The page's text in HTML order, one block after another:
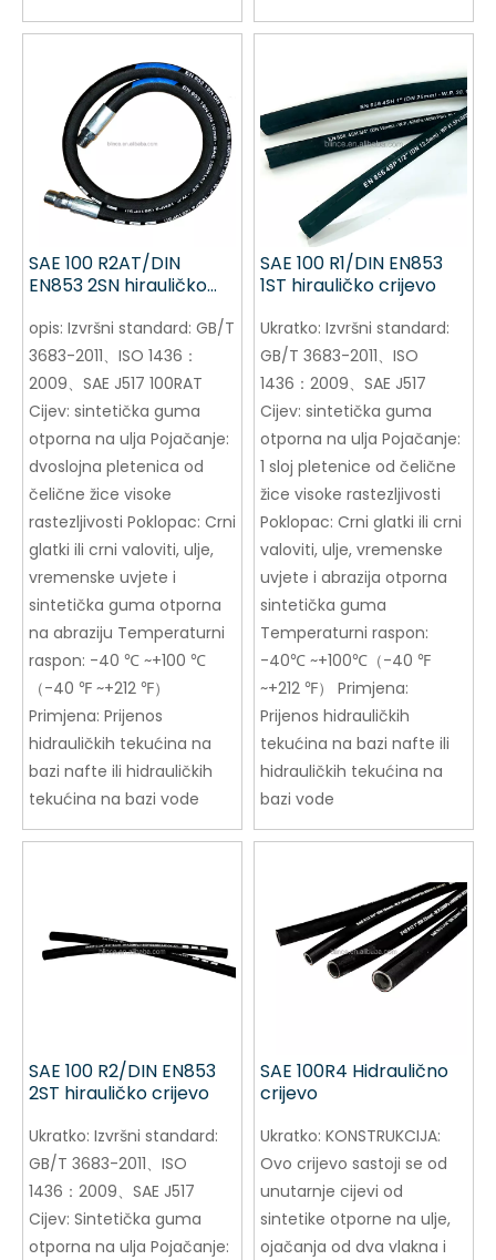
SAE 100 R2AT/DIN
EN853 2SN hirauličko
opis: Izvršni standard: GB/T
3683-2011、ISO 1436：
2009、SAE J517 100RAT
Cijev: sintetička guma
otporna na ulja Pojačanje:
dvoslojna pletenica od
čelične žice visoke
rastezljivosti Poklopac: Crni
glatki ili crni valoviti, ulje,
vremenske uvjete i
sintetička guma otporna
na abraziju Temperaturni
raspon: -40 ℃ ~+100 ℃
（-40 ℉ ~+212 ℉）
Primjena: Prijenos
hidrauličkih tekućina na
bazi nafte ili hidrauličkih
tekućina na bazi vode
SAE 100 R1/DIN EN853
1ST hirauličko crijevo
Ukratko: Izvršni standard:
GB/T 3683-2011、ISO
1436：2009、SAE J517
Cijev: sintetička guma
otporna na ulja Pojačanje:
1 sloj pletenice od čelične
žice visoke rastezljivosti
Poklopac: Crni glatki ili crni
valoviti, ulje, vremenske
uvjete i abrazija otporna
sintetička guma
Temperaturni raspon:
-40℃ ~+100℃（-40 ℉
~+212 ℉） Primjena:
Prijenos hidrauličkih
tekućina na bazi nafte ili
hidrauličkih tekućina na
bazi vode
SAE 100 R2/DIN EN853
2ST hirauličko crijevo
Ukratko: Izvršni standard:
GB/T 3683-2011、ISO
1436：2009、SAE J517
Cijev: Sintetička guma
otporna na ulja Pojačanje:
SAE 100R4 Hidraulično
crijevo
Ukratko: KONSTRUKCIJA:
Ovo crijevo sastoji se od
unutarnje cijevi od
sintetike otporne na ulje,
ojačanja od dva vlakna i